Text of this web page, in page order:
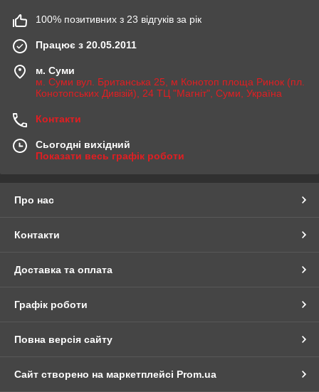
100% позитивних з 23 відгуків за рік
Працює з 20.05.2011
м. Суми
м. Суми вул. Британська 25, м Конотоп площа Ринок (пл.
Конотопських Дивізій), 24 ТЦ "Магніт", Суми, Україна
Контакти
Сьогодні вихідний
Показати весь графік роботи
Про нас
Контакти
Доставка та оплата
Графік роботи
Повна версія сайту
Сайт створено на маркетплейсі Prom.ua